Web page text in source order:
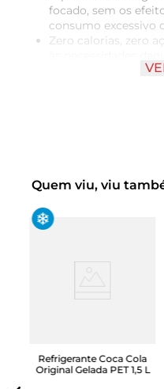
focado, sem os
consumo excessivo
Zero calorias, zero
vida mais
Desempenho
intenso na
prolongados ou um
a bebida para ajudar
Quem viu, viu
Refrigerante Coca Cola
Original Gelada PET 1,5 L